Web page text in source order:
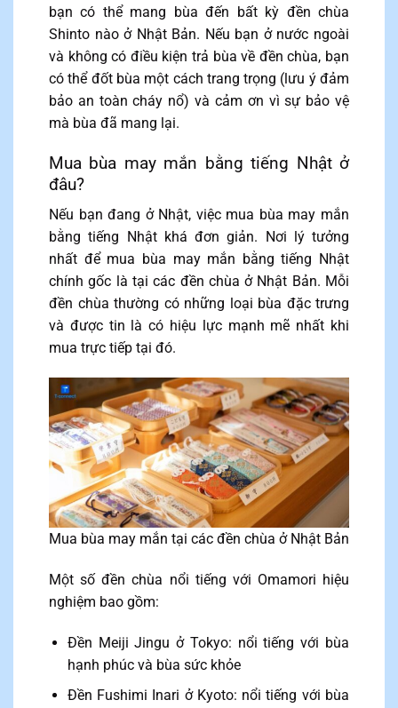
bạn có thể mang bùa đến bất kỳ đền chùa
Shinto nào ở Nhật Bản. Nếu bạn ở nước ngoài
và không có điều kiện trả bùa về đền chùa, bạn
có thể đốt bùa một cách trang trọng (lưu ý đảm
bảo an toàn cháy nổ) và cảm ơn vì sự bảo vệ
mà bùa đã mang lại.
Mua bùa may mắn bằng tiếng Nhật ở
đâu?
Nếu bạn đang ở Nhật, việc mua bùa may mắn
bằng tiếng Nhật khá đơn giản. Nơi lý tưởng
nhất để mua bùa may mắn bằng tiếng Nhật
chính gốc là tại các đền chùa ở Nhật Bản. Mỗi
đền chùa thường có những loại bùa đặc trưng
và được tin là có hiệu lực mạnh mẽ nhất khi
mua trực tiếp tại đó.
Mua bùa may mắn tại các đền chùa ở Nhật Bản
Một số đền chùa nổi tiếng với Omamori hiệu
nghiệm bao gồm:
Đền Meiji Jingu ở Tokyo: nổi tiếng với bùa
hạnh phúc và bùa sức khỏe
Đền Fushimi Inari ở Kyoto: nổi tiếng với bùa